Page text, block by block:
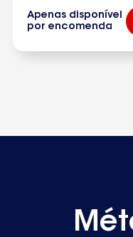
Apenas disponível
por encomenda